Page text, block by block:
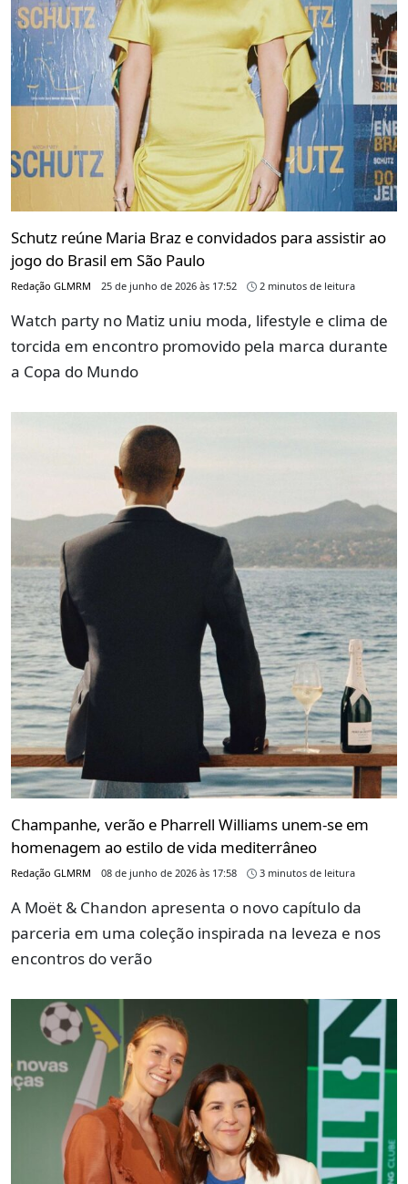
Schutz reúne Maria Braz e convidados para assistir ao
jogo do Brasil em São Paulo
Redação GLMRM 25 de junho de 2026 às 17:52 2 minutos de leitura
Watch party no Matiz uniu moda, lifestyle e clima de
torcida em encontro promovido pela marca durante
a Copa do Mundo
Champanhe, verão e Pharrell Williams unem-se em
homenagem ao estilo de vida mediterrâneo
Redação GLMRM 08 de junho de 2026 às 17:58 3 minutos de leitura
A Moët & Chandon apresenta o novo capítulo da
parceria em uma coleção inspirada na leveza e nos
encontros do verão